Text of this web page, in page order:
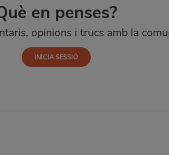
en penses?
opinions i trucs amb la